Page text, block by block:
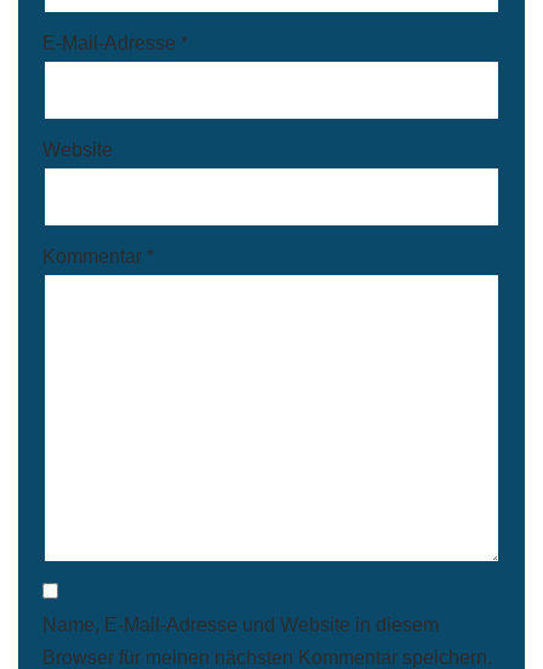
E-Mail-Adresse *
Website
Kommentar *
Name, E-Mail-Adresse und Website in diesem
Browser für meinen nächsten Kommentar speichern.